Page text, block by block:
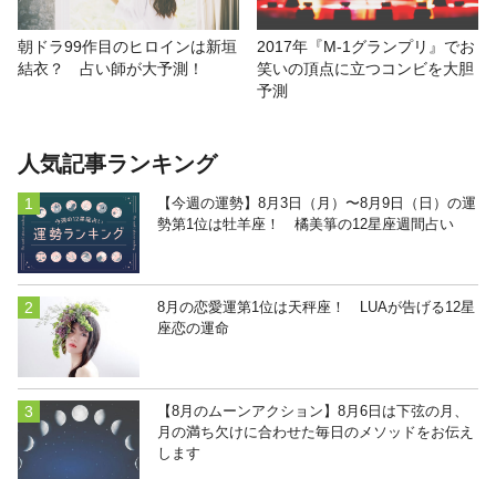
朝ドラ99作目のヒロインは新垣
結衣？ 占い師が大予測！
2017年『M-1グランプリ』でお
笑いの頂点に立つコンビを大胆
予測
人気記事ランキング
【今週の運勢】8月3日（月）〜8月9日（日）の運
勢第1位は牡羊座！ 橘美箏の12星座週間占い
8月の恋愛運第1位は天秤座！ LUAが告げる12星
座恋の運命
【8月のムーンアクション】8月6日は下弦の月、
月の満ち欠けに合わせた毎日のメソッドをお伝え
します